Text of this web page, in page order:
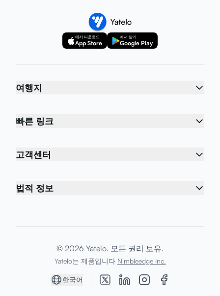
에서 다운로드
App Store
에서 받기
Google Play
여행지
빠른 링크
고객센터
법적 정보
© 2026 Yatelo. 모든 권리 보유.
Yatelo는 제품입니다 Nimbleedge Inc.
한국어